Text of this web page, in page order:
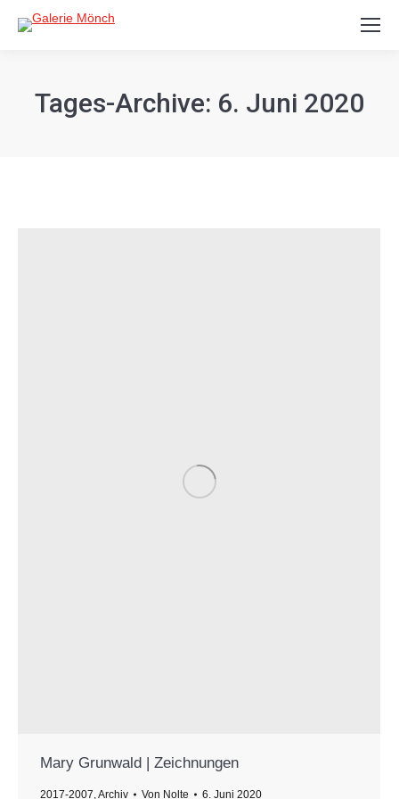
Search:
Tages-Archive: 6. Juni 2020
Mary Grunwald | Zeichnungen
2017-2007 Archiv Von Nolte 6. Juni 2020